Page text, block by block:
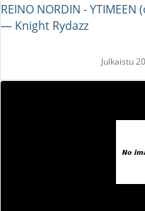
REINO NORDIN -
― Knight Rydazz
Julkaistu